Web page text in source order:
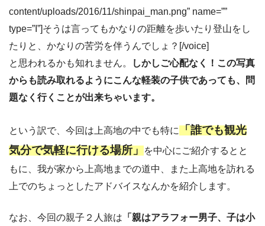
content/uploads/2016/11/shinpai_man.png” name=””
type=”I”]そうは言ってもかなりの距離を歩いたり登山をし
たりと、かなりの苦労を伴うんでしょ？[/voice]
と思われるかも知れません。
しかしご心配なく！この写真
からも読み取れるようにこんな軽装の子供であっても、問
題なく行くことが出来ちゃいます。
という訳で、今回は上高地の中でも特に
「誰でも観光
気分で気軽に行ける場所」
を中心にご紹介するとと
もに、我が家から上高地までの道中、また上高地を訪れる
上でのちょっとしたアドバイスなんかを紹介します。
なお、今回の親子２人旅は 「親はアラフォー男子、子は小